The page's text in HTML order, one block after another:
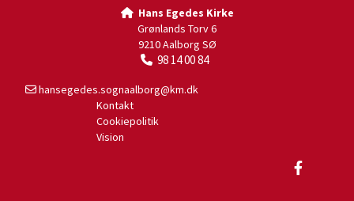
Hans Egedes Kirke
Grønlands Torv 6
9210 Aalborg SØ
 98 14 00 84
 hansegedes.sognaalborg@km.dk
Kontakt
Cookiepolitik
Vision